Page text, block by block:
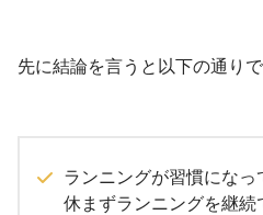
先に結論を言うと以下の通りで
ランニングが習慣になっ
休まずランニングを継